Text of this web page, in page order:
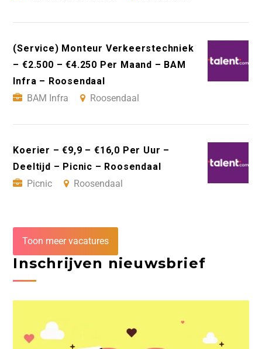
(Service) Monteur Verkeerstechniek
– €2.500 – €4.250 Per Maand – BAM
Infra – Roosendaal
BAM Infra
Roosendaal
Koerier – €9,9 – €16,0 Per Uur –
Deeltijd – Picnic – Roosendaal
Picnic
Roosendaal
Toon meer vacatures
Inschrijven nieuwsbrief